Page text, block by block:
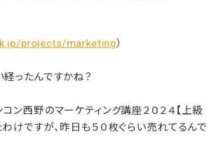
projects/marketing）
経ったんですかね？
ン西野のマーケティング講座２０２４【上級
けですが、昨日も５０枚ぐらい売れてるんで